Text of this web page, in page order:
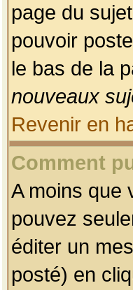
page du
pouvoir
le bas de la
nouveaux
Revenir en
Comment
A moins que
pouvez
éditer un
posté) en